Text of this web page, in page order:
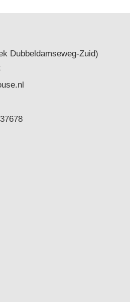
Dubbeldamseweg-Zuid)